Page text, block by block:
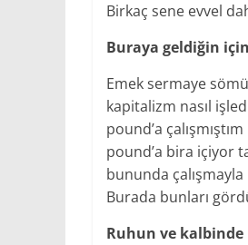
Birkaç sene evvel
Buraya geldiğin
Emek sermaye
kapitalizm nasıl
pound’a
pound’a bira içiyor
bununda
Burada bunları
Ruhun ve